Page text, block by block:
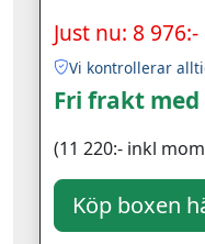
Just nu: 8
Vi kontrollerar
Fri frakt
(11 220:- inkl